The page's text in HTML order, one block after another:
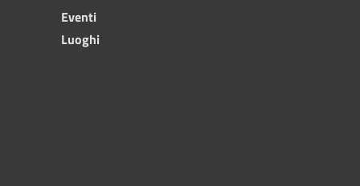
Eventi
Luoghi